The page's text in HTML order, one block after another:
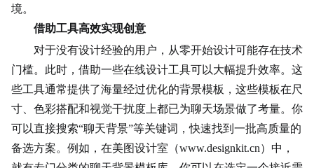
境。
借助工具高效实现创意
对于没有设计经验的用户，从零开始设计可能存在技术
门槛。此时，借助一些在线设计工具可以大幅提升效率。这
些工具通常提供了海量经过优化的背景模板，这些模板在尺
寸、 色彩搭配和视觉干扰度上都已为聊天场景做了考量。你
可以直接搜索“聊天背景”等关键词，快速找到一批高质量的
备选方案。例如，在美图设计室（www.designkit.cn）中，